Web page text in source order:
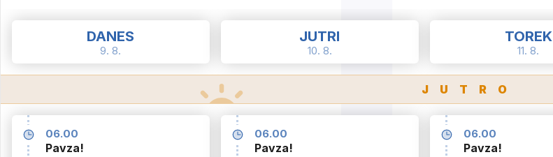
DANES
9. 8.
JUTRI
10. 8.
TOREK
11. 8.
JUTRO
06.00
Pavza!
06.00
Pavza!
06.00
Pavza!